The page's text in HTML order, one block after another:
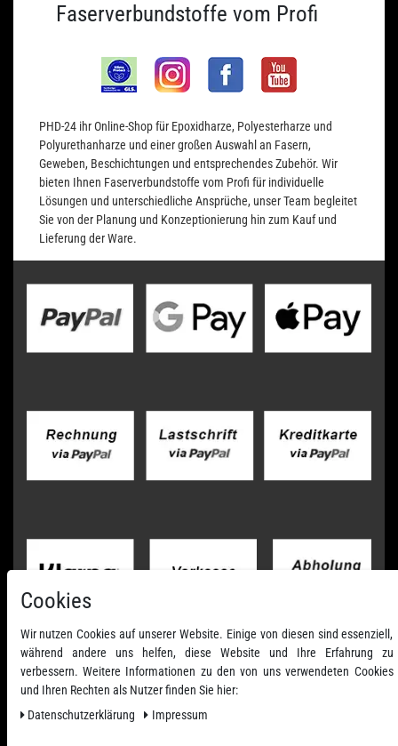
Faserverbundstoffe vom Profi
PHD-24 ihr Online-Shop für Epoxidharze, Polyesterharze und
Polyurethanharze und einer großen Auswahl an Fasern,
Geweben, Beschichtungen und entsprechendes Zubehör. Wir
bieten Ihnen Faserverbundstoffe vom Profi für individuelle
Lösungen und unterschiedliche Ansprüche, unser Team begleitet
Sie von der Planung und Konzeptionierung hin zum Kauf und
Lieferung der Ware.
Cookies
Wir nutzen Cookies auf unserer Website. Einige von diesen sind essenziell,
während andere uns helfen, diese Website und Ihre Erfahrung zu
verbessern. Weitere Informationen zu den von uns verwendeten Cookies
und Ihren Rechten als Nutzer finden Sie hier:
Daten­schutz­erklärung
Impressum